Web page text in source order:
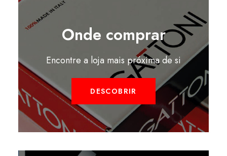
Onde comprar
Encontre a loja mais próxima de si
DESCOBRIR